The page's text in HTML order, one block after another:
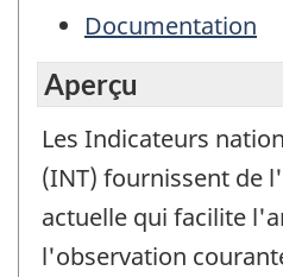
Documentation
Aperçu
Les Indicateurs
(INT) fournissent de
actuelle qui facilite
l'observation